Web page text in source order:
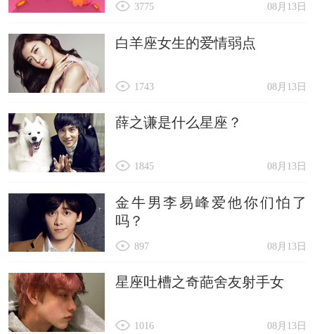
08月13日
3775
白羊座女生的爱情弱点
08月13日
1743
薛之谦是什么星座？
08月13日
1845
金牛男李易峰爱他你们怕了
吗？
08月13日
897
星座吐槽之奇葩舍友射手女
08月13日
1016